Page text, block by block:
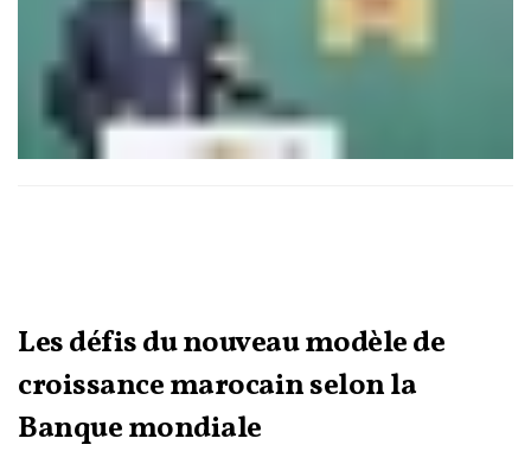
Les défis du nouveau modèle de
croissance marocain selon la
Banque mondiale